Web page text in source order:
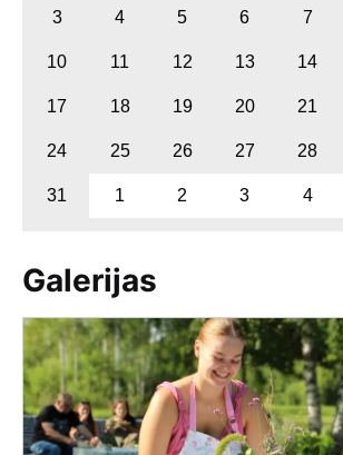
3 4 5 6 7
10 11 12 13 14
17 18 19 20 21
24 25 26 27 28
31 1 2 3 4
Galerijas